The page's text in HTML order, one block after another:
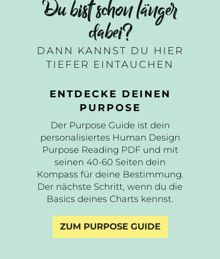
Du bist schon länger
dabei?
DANN KANNST DU HIER
TIEFER EINTAUCHEN
ENTDECKE DEINEN
PURPOSE
Der Purpose Guide ist dein
personalisiertes Human Design
Purpose Reading PDF und mit
seinen 40-60 Seiten dein
Kompass für deine Bestimmung.
Der nächste Schritt, wenn du die
Basics deines Charts kennst.
ZUM PURPOSE GUIDE